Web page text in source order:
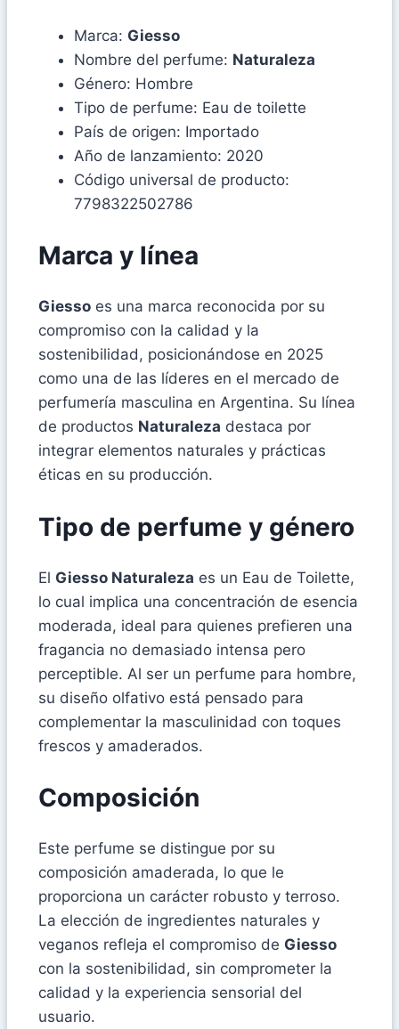
Marca: Giesso
Nombre del perfume: Naturaleza
Género: Hombre
Tipo de perfume: Eau de toilette
País de origen: Importado
Año de lanzamiento: 2020
Código universal de producto:
7798322502786
Marca y línea
Giesso es una marca reconocida por su
compromiso con la calidad y la
sostenibilidad, posicionándose en 2025
como una de las líderes en el mercado de
perfumería masculina en Argentina. Su línea
de productos Naturaleza destaca por
integrar elementos naturales y prácticas
éticas en su producción.
Tipo de perfume y género
El Giesso Naturaleza es un Eau de Toilette,
lo cual implica una concentración de esencia
moderada, ideal para quienes prefieren una
fragancia no demasiado intensa pero
perceptible. Al ser un perfume para hombre,
su diseño olfativo está pensado para
complementar la masculinidad con toques
frescos y amaderados.
Composición
Este perfume se distingue por su
composición amaderada, lo que le
proporciona un carácter robusto y terroso.
La elección de ingredientes naturales y
veganos refleja el compromiso de Giesso
con la sostenibilidad, sin comprometer la
calidad y la experiencia sensorial del
usuario.